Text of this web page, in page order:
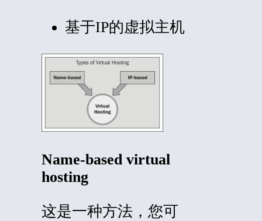
基于IP的虚拟主机
Name-based virtual
hosting
这是一种方法，您可